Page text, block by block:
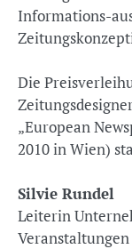
Informations-
Die
„European
2010 in Wien)
Silvie Rundel
Leiterin Unternehmenskommunikation und
Veranstaltungen